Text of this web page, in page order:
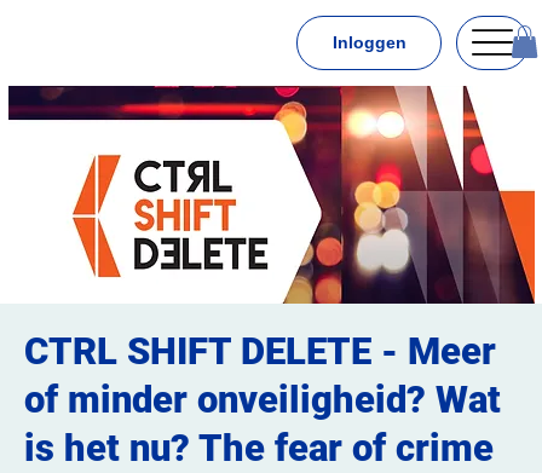
Inloggen
CTRL SHIFT DELETE - Meer
of minder onveiligheid? Wat
is het nu? The fear of crime